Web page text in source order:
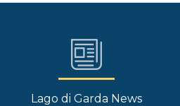
Lago di Garda News